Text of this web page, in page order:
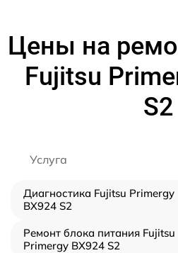
Цены на
Fujitsu
S2
Услуга
Диагностика Fujitsu Primergy
BX924 S2
Ремонт блока питания Fujitsu
Primergy BX924 S2